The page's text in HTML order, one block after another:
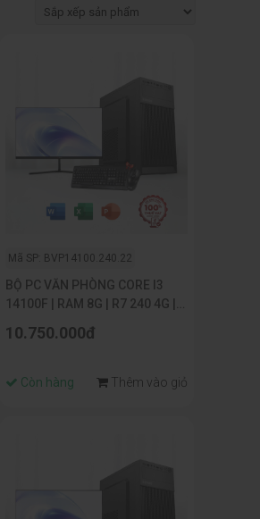
Mã SP: BVP14100.240.22
BỘ PC VĂN PHÒNG CORE I3
14100F | RAM 8G | R7 240 4G |
22INCH
10.750.000đ
Còn hàng Thêm vào giỏ